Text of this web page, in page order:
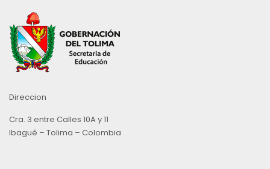
Direccion
Cra. 3 entre Calles 10A y 11
Ibagué – Tolima – Colombia